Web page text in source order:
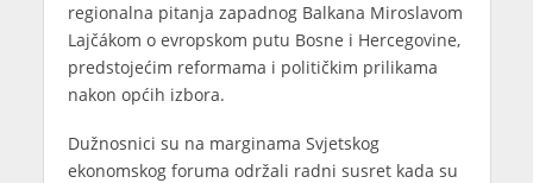
regionalna pitanja zapadnog Balkana Miroslavom
Lajčákom o evropskom putu Bosne i Hercegovine,
predstojećim reformama i političkim prilikama
nakon općih izbora.
Dužnosnici su na marginama Svjetskog
ekonomskog foruma održali radni susret kada su